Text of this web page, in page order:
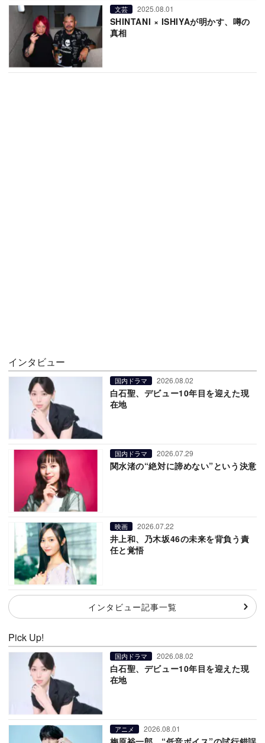
文芸 2025.08.01
SHINTANI × ISHIYAが明かす、噂の
真相
インタビュー
国内ドラマ 2026.08.02
白石聖、デビュー10年目を迎えた現
在地
国内ドラマ 2026.07.29
関水渚の“絶対に諦めない”という決意
映画 2026.07.22
井上和、乃木坂46の未来を背負う責
任と覚悟
インタビュー記事一覧
Pick Up!
国内ドラマ 2026.08.02
白石聖、デビュー10年目を迎えた現
在地
アニメ 2026.08.01